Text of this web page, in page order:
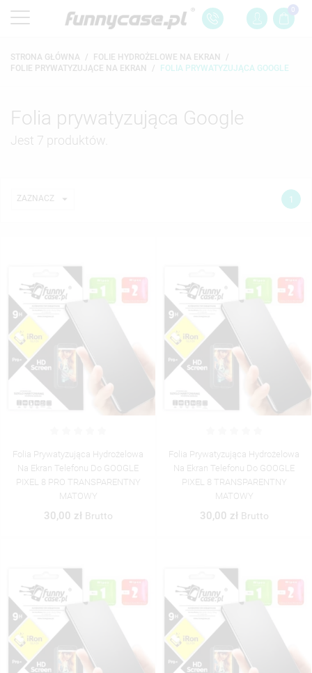
0
STRONA GŁÓWNA
FOLIE HYDROŻELOWE NA EKRAN
FOLIE PRYWATYZUJĄCE NA EKRAN
FOLIA PRYWATYZUJĄCA GOOGLE
Folia prywatyzująca Google
Jest 7 produktów.
ZAZNACZ  1
Folia Prywatyzująca Hydrożelowa
Na Ekran Telefonu Do GOOGLE
PIXEL 8 PRO TRANSPARENTNY
MATOWY
30,00 zł Brutto
Folia Prywatyzująca Hydrożelowa
Na Ekran Telefonu Do GOOGLE
PIXEL 8 TRANSPARENTNY
MATOWY
30,00 zł Brutto